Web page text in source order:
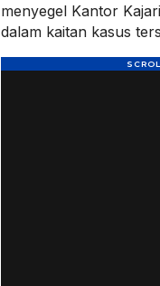
menyegel Kantor
dalam kaitan kasus